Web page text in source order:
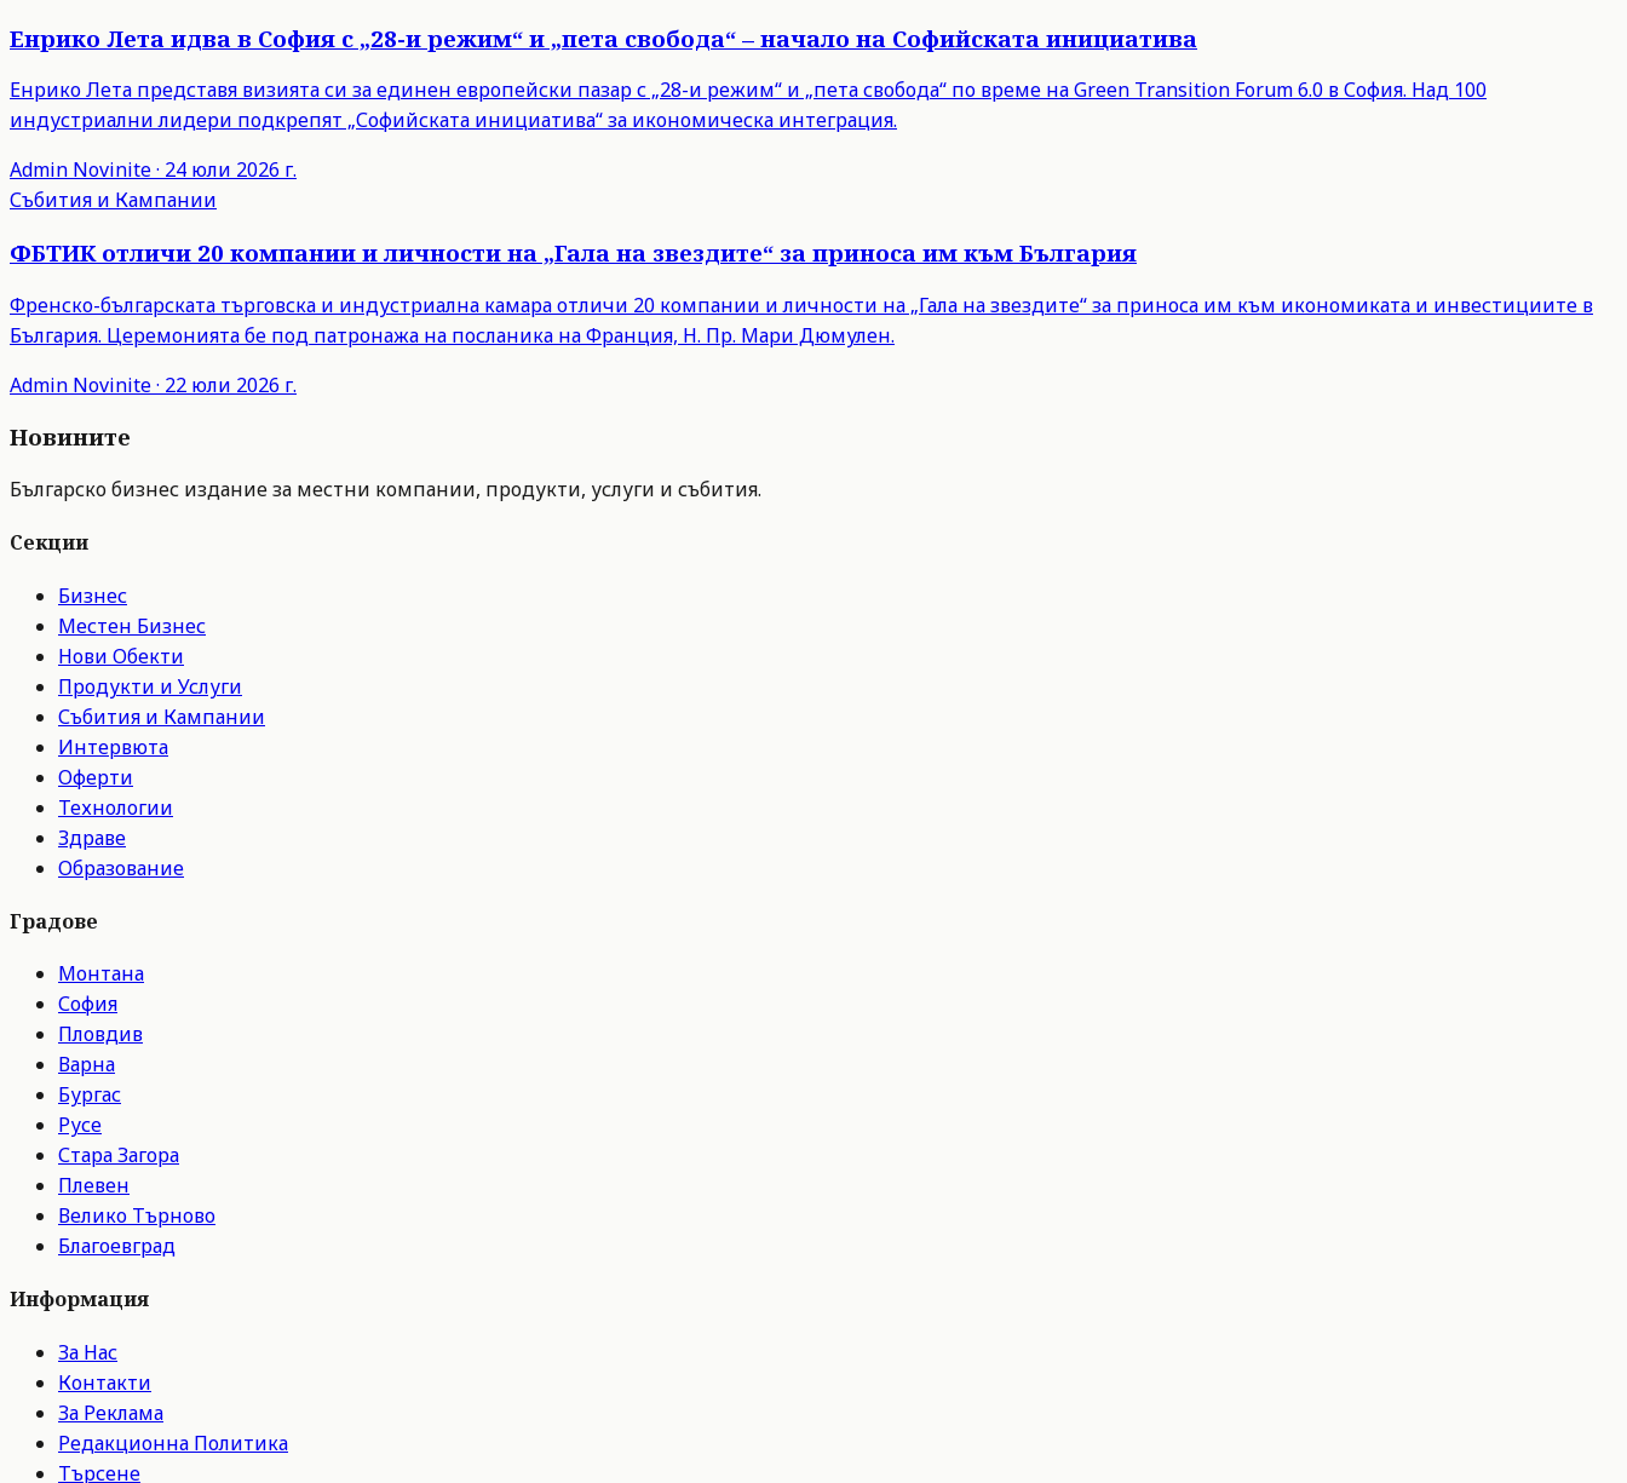
Енрико Лета идва в София с „28-и режим“ и „пета свобода“ – начало на Софийската инициатива
Енрико Лета представя визията си за единен европейски пазар с „28-и режим“ и „пета свобода“ по време на Green Transition Forum 6.0 в София. Над 100
индустриални лидери подкрепят „Софийската инициатива“ за икономическа интеграция.
Admin Novinite· 24 юли 2026 г.
Събития и Кампании
ФБТИК отличи 20 компании и личности на „Гала на звездите“ за приноса им към България
Френско-българската търговска и индустриална камара отличи 20 компании и личности на „Гала на звездите“ за приноса им към икономиката и инвестициите в
България. Церемонията бе под патронажа на посланика на Франция, Н. Пр. Мари Дюмулен.
Admin Novinite· 22 юли 2026 г.
Новините
Българско бизнес издание за местни компании, продукти, услуги и събития.
Секции
Бизнес
Местен Бизнес
Нови Обекти
Продукти и Услуги
Събития и Кампании
Интервюта
Оферти
Технологии
Здраве
Образование
Градове
Монтана
София
Пловдив
Варна
Бургас
Русе
Стара Загора
Плевен
Велико Търново
Благоевград
Информация
За Нас
Контакти
За Реклама
Редакционна Политика
Търсене